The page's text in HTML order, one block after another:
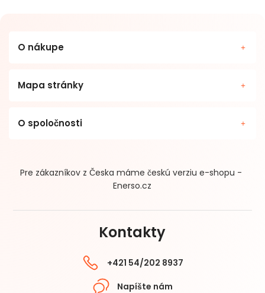
O nákupe
Mapa stránky
O spoločnosti
Pre zákazníkov z Česka máme českú verziu e-shopu -
Enerso.cz
Kontakty
+421 54/202 8937
Napíšte nám